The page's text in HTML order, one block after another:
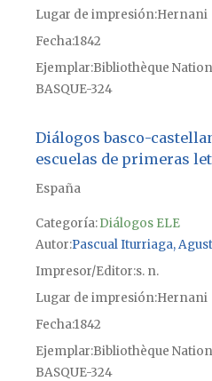
Lugar de impresiónHernani
Fecha1842
Ejemplar Bibliothèque
BASQUE-324
Diálogos basco-
escuelas de primeras
España
Categoría:Diálogos ELE
Autor Pascual Iturriaga,
Impresor/Editor s. n.
Lugar de impresiónHernani
Fecha1842
Ejemplar Bibliothèque
BASQUE-324